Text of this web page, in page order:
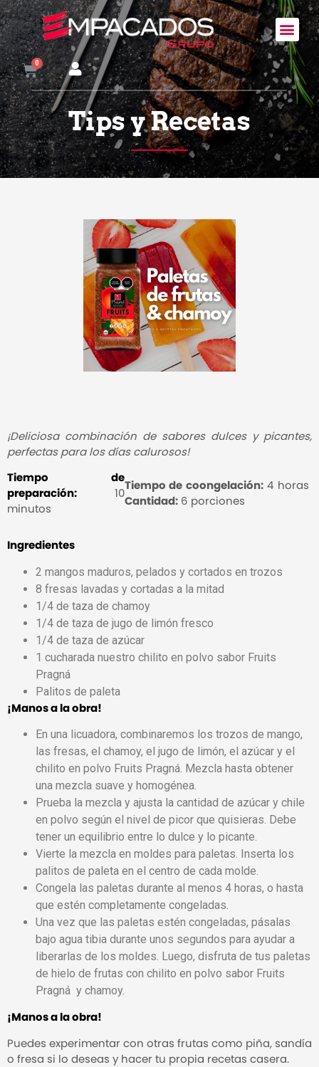
Tips y Recetas
¡Deliciosa combinación de sabores dulces y picantes,
perfectas para los días calurosos!
Tiempo de
preparación: 10
minutos
Tiempo de coongelación:4 horas
Cantidad:6 porciones
Ingredientes
2 mangos maduros, pelados y cortados en trozos
8 fresas lavadas y cortadas a la mitad
1/4 de taza de chamoy
1/4 de taza de jugo de limón fresco
1/4 de taza de azúcar
1 cucharada nuestro chilito en polvo sabor Fruits
Pragná
Palitos de paleta
¡Manos a la obra!
En una licuadora, combinaremos los trozos de mango,
las fresas, el chamoy, el jugo de limón, el azúcar y el
chilito en polvo Fruits Pragná. Mezcla hasta obtener
una mezcla suave y homogénea.
Prueba la mezcla y ajusta la cantidad de azúcar y chile
en polvo según el nivel de picor que quisieras. Debe
tener un equilibrio entre lo dulce y lo picante.
Vierte la mezcla en moldes para paletas. Inserta los
palitos de paleta en el centro de cada molde.
Congela las paletas durante al menos 4 horas, o hasta
que estén completamente congeladas.
Una vez que las paletas estén congeladas, pásalas
bajo agua tibia durante unos segundos para ayudar a
liberarlas de los moldes. Luego, disfruta de tus paletas
de hielo de frutas con chilito en polvo sabor Fruits
Pragná y chamoy.
¡Manos a la obra!
Puedes experimentar con otras frutas como piña, sandía
o fresa si lo deseas y hacer tu propia recetas casera.